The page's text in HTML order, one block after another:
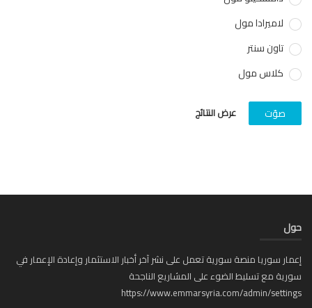
لاميرادا مول
تاون سنتر
كلاس مول
صوّت عرض النتائج
حول
إعمار سوريا منصة سورية تعمل على نشر آخر أخبار الاستثمار وإعادة الإعمار في
سورية مع تسليط الضوء على المشاريع الناجحة
https://www.emmarsyria.com/admin/settings